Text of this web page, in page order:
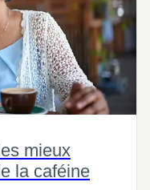
mieux
la caféine